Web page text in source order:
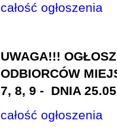
całość ogłoszenia
UWAGA!!!
ODBIORCÓW
7, 8, 9 - DNIA
całość ogłoszenia